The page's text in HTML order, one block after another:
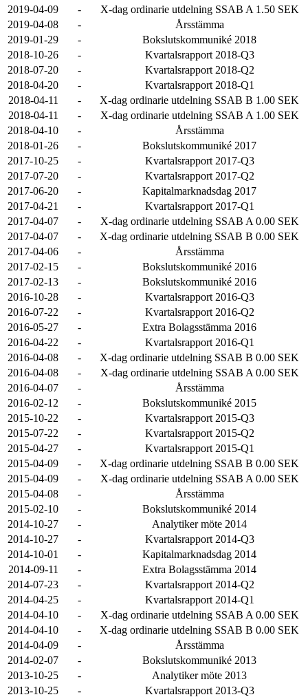
2019-04-09 -
X-dag ordinarie utdelning SSAB A 1.50 SEK
2019-04-08
-
Årsstämma
2019-01-29
-
Bokslutskommuniké 2018
2018-10-26
-
Kvartalsrapport 2018-Q3
2018-07-20
-
Kvartalsrapport 2018-Q2
2018-04-20
-
Kvartalsrapport 2018-Q1
2018-04-11
-
X-dag ordinarie utdelning SSAB B 1.00 SEK
2018-04-11
-
X-dag ordinarie utdelning SSAB A 1.00 SEK
2018-04-10
-
Årsstämma
2018-01-26
-
Bokslutskommuniké 2017
2017-10-25
-
Kvartalsrapport 2017-Q3
2017-07-20
-
Kvartalsrapport 2017-Q2
2017-06-20
-
Kapitalmarknadsdag 2017
2017-04-21
-
Kvartalsrapport 2017-Q1
2017-04-07
-
X-dag ordinarie utdelning SSAB A 0.00 SEK
2017-04-07
-
X-dag ordinarie utdelning SSAB B 0.00 SEK
2017-04-06
-
Årsstämma
2017-02-15
-
Bokslutskommuniké 2016
2017-02-13
-
Bokslutskommuniké 2016
2016-10-28
-
Kvartalsrapport 2016-Q3
2016-07-22
-
Kvartalsrapport 2016-Q2
2016-05-27
-
Extra Bolagsstämma 2016
2016-04-22
-
Kvartalsrapport 2016-Q1
2016-04-08
-
X-dag ordinarie utdelning SSAB B 0.00 SEK
2016-04-08
-
X-dag ordinarie utdelning SSAB A 0.00 SEK
2016-04-07
-
Årsstämma
2016-02-12
-
Bokslutskommuniké 2015
2015-10-22
-
Kvartalsrapport 2015-Q3
2015-07-22
-
Kvartalsrapport 2015-Q2
2015-04-27
-
Kvartalsrapport 2015-Q1
2015-04-09
-
X-dag ordinarie utdelning SSAB B 0.00 SEK
2015-04-09
-
X-dag ordinarie utdelning SSAB A 0.00 SEK
2015-04-08
-
Årsstämma
2015-02-10
-
Bokslutskommuniké 2014
2014-10-27
-
Analytiker möte 2014
2014-10-27
-
Kvartalsrapport 2014-Q3
2014-10-01
-
Kapitalmarknadsdag 2014
2014-09-11
-
Extra Bolagsstämma 2014
2014-07-23
-
Kvartalsrapport 2014-Q2
2014-04-25
-
Kvartalsrapport 2014-Q1
2014-04-10
-
X-dag ordinarie utdelning SSAB A 0.00 SEK
2014-04-10
-
X-dag ordinarie utdelning SSAB B 0.00 SEK
2014-04-09
-
Årsstämma
2014-02-07
-
Bokslutskommuniké 2013
2013-10-25
-
Analytiker möte 2013
2013-10-25
-
Kvartalsrapport 2013-Q3